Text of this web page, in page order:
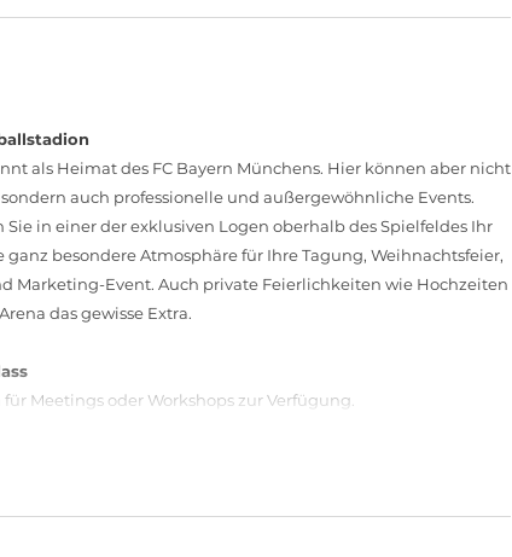
als Heimat des FC Bayern Münchens. Hier können aber nicht
auch professionelle und außergewöhnliche Events.
in einer der exklusiven Logen oberhalb des Spielfeldes Ihr
ganz besondere Atmosphäre für Ihre Tagung, Weihnachtsfeier,
Marketing-Event. Auch private Feierlichkeiten wie Hochzeiten
das gewisse Extra.
Meetings oder Workshops zur Verfügung.
von acht bis zu 2.180 Personen, was die Allianz
Technik